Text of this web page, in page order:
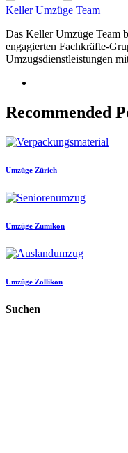
Keller Umzüge Team
Das Keller Umzüge Team
engagierten Fachkräfte-
Umzugsdienstleistungen
Recommended
Umzüge Zürich
Umzüge Zumikon
Umzüge Zollikon
Suchen